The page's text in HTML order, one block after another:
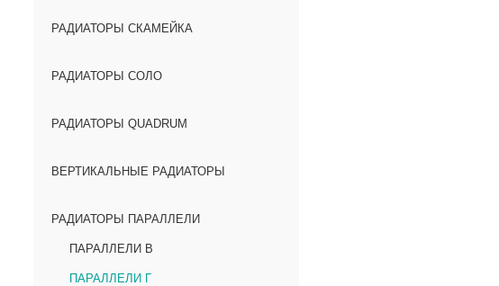
РАДИАТОРЫ СКАМЕЙКА
РАДИАТОРЫ СОЛО
РАДИАТОРЫ QUADRUM
ВЕРТИКАЛЬНЫЕ РАДИАТОРЫ
РАДИАТОРЫ ПАРАЛЛЕЛИ
ПАРАЛЛЕЛИ В
ПАРАЛЛЕЛИ Г